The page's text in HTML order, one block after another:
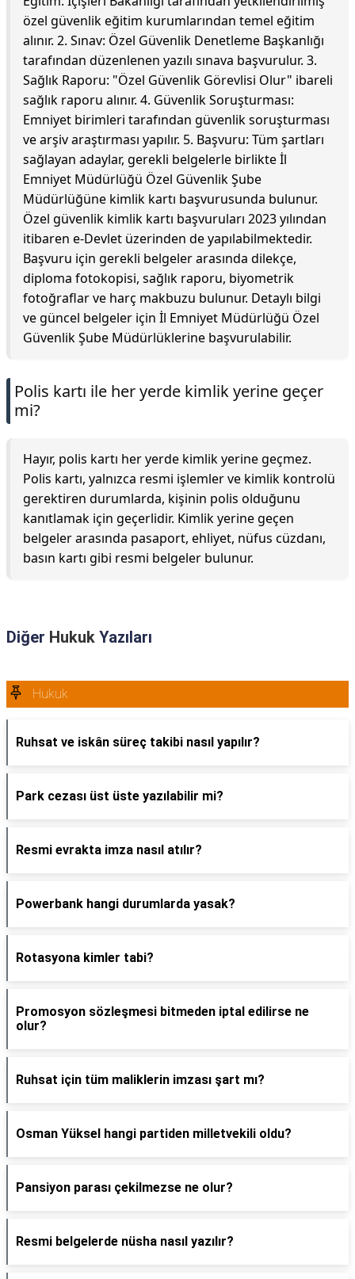
özel güvenlik eğitim kurumlarından temel eğitim
alınır. 2. Sınav: Özel Güvenlik Denetleme Başkanlığı
tarafından düzenlenen yazılı sınava başvurulur. 3.
Sağlık Raporu: "Özel Güvenlik Görevlisi Olur" ibareli
sağlık raporu alınır. 4. Güvenlik Soruşturması:
Emniyet birimleri tarafından güvenlik soruşturması
ve arşiv araştırması yapılır. 5. Başvuru: Tüm şartları
sağlayan adaylar, gerekli belgelerle birlikte İl
Emniyet Müdürlüğü Özel Güvenlik Şube
Müdürlüğüne kimlik kartı başvurusunda bulunur.
Özel güvenlik kimlik kartı başvuruları 2023 yılından
itibaren e-Devlet üzerinden de yapılabilmektedir.
Başvuru için gerekli belgeler arasında dilekçe,
diploma fotokopisi, sağlık raporu, biyometrik
fotoğraflar ve harç makbuzu bulunur. Detaylı bilgi
ve güncel belgeler için İl Emniyet Müdürlüğü Özel
Güvenlik Şube Müdürlüklerine başvurulabilir.
Polis kartı ile her yerde kimlik yerine geçer
mi?
Hayır, polis kartı her yerde kimlik yerine geçmez.
Polis kartı, yalnızca resmi işlemler ve kimlik kontrolü
gerektiren durumlarda, kişinin polis olduğunu
kanıtlamak için geçerlidir. Kimlik yerine geçen
belgeler arasında pasaport, ehliyet, nüfus cüzdanı,
basın kartı gibi resmi belgeler bulunur.
Diğer Hukuk Yazıları
Hukuk
Ruhsat ve iskân süreç takibi nasıl yapılır?
Park cezası üst üste yazılabilir mi?
Resmi evrakta imza nasıl atılır?
Powerbank hangi durumlarda yasak?
Rotasyona kimler tabi?
Promosyon sözleşmesi bitmeden iptal edilirse ne
olur?
Ruhsat için tüm maliklerin imzası şart mı?
Osman Yüksel hangi partiden milletvekili oldu?
Pansiyon parası çekilmezse ne olur?
Resmi belgelerde nüsha nasıl yazılır?